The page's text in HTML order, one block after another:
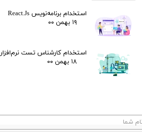
استخدام برنامه‌نویس React.Js
۱۹ بهمن ۰۰
استخدام کارشناس تست نرم‌افزار
۱۸ بهمن ۰۰